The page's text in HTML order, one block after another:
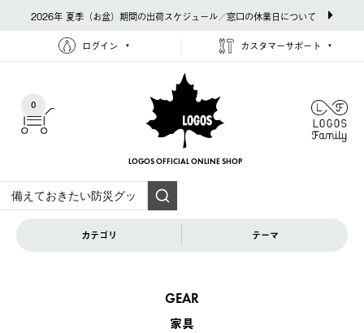
2026年 夏季（お盆）期間の出荷スケジュール／窓口の休業日について
ログイン カスタマーサポート
0
LOGOS OFFICIAL ONLINE SHOP
カテゴリ テーマ
GEAR
家具